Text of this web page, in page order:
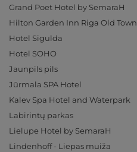
Grand Poet Hotel by SemaraH
Hilton Garden Inn Riga Old Town
Hotel Sigulda
Hotel SOHO
Jaunpils pils
Jūrmala SPA Hotel
Kalev Spa Hotel and Waterpark
Labirintų parkas
Lielupe Hotel by SemaraH
Lindenhoff - Liepas muiža